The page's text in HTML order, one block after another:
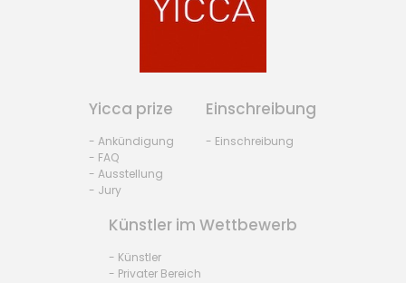
Yicca prize
- Ankündigung
- FAQ
- Ausstellung
- Jury
Einschreibung
- Einschreibung
Künstler im Wettbewerb
- Künstler
- Privater Bereich